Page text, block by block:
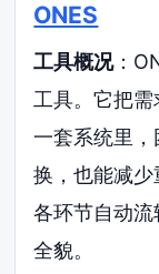
ONES
工具概况：
工具。它把
一套系统里
换，也能减
各环节自动
全貌。